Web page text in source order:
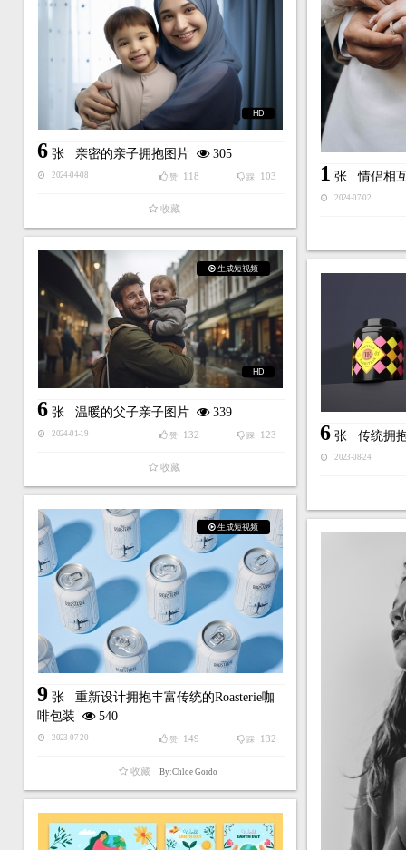
1 张情侣相
2024-07-02
HD
6张 亲密的亲子拥抱图片 305
2024-04-08 踩 103
赞 118
收藏
生成短视频
HD
6张 温暖的父子亲子图片 339
2024-01-19 踩 123
赞 132
收藏
6张 传统拥
2023-08-24
生成短视频
9张 重新设计拥抱丰富传统的Roasterie咖
啡包装
540
2023-07-20 踩 132
赞 149
收藏 By:Chloe Gordo